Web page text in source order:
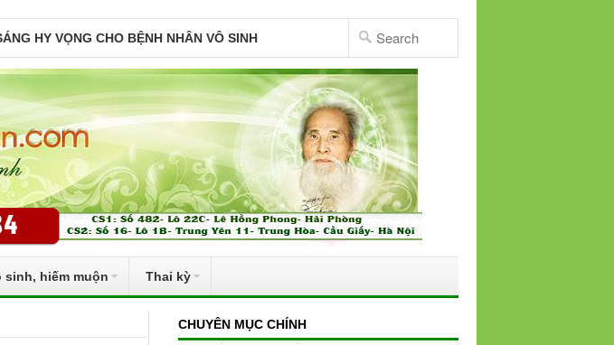
HY VỌNG CHO BỆNH NHÂN VÔ SINH
sinh, hiếm muộn Thai kỳ
CHUYÊN MỤC CHÍNH